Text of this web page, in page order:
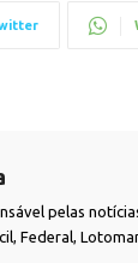
pelas
Federal,